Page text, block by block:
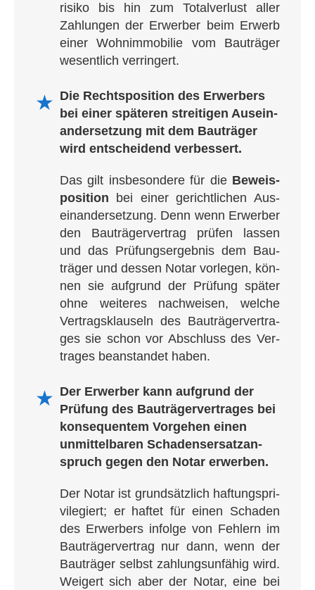
ri­si­ko bis hin zum Total­ver­lust aller
Zah­lun­gen der Erwer­ber beim Erwerb
einer Wohn­im­mo­bi­lie vom Bau­trä­ger
wesent­lich verringert.
★ Die Rechts­po­si­tion des Erwer­bers
bei einer spä­te­ren strei­ti­gen Aus­ein­
an­der­set­zung mit dem Bau­trä­ger
wird ent­schei­dend verbessert.
Das gilt ins­be­son­dere für die Beweis­
po­si­tion bei einer gericht­li­chen Aus­
ein­an­der­set­zung. Denn wenn Erwer­ber
den Bau­trä­ger­ver­trag prü­fen las­sen
und das Prü­fungs­er­geb­nis dem Bau­
trä­ger und des­sen Notar vor­le­gen, kön­
nen sie auf­grund der Prü­fung spä­ter
ohne wei­te­res nach­wei­sen, wel­che
Ver­trags­klau­seln des Bau­trä­ger­ver­tra­
ges sie schon vor Abschluss des Ver­
tra­ges bean­stan­det haben.
★ Der Erwer­ber kann auf­grund der
Prü­fung des Bau­trä­ger­ver­tra­ges bei
kon­se­quen­tem Vor­ge­hen einen
unmit­tel­ba­ren Scha­dens­er­satz­an­
spruch gegen den Notar erwerben.
Der Notar ist grund­sätz­lich haf­tungs­pri­
vi­le­giert; er haf­tet für einen Scha­den
des Erwer­bers infol­ge von Feh­lern im
Bau­trä­ger­ver­trag nur dann, wenn der
Bau­trä­ger selbst zah­lungs­un­fä­hig wird.
Wei­gert sich aber der Notar, eine bei